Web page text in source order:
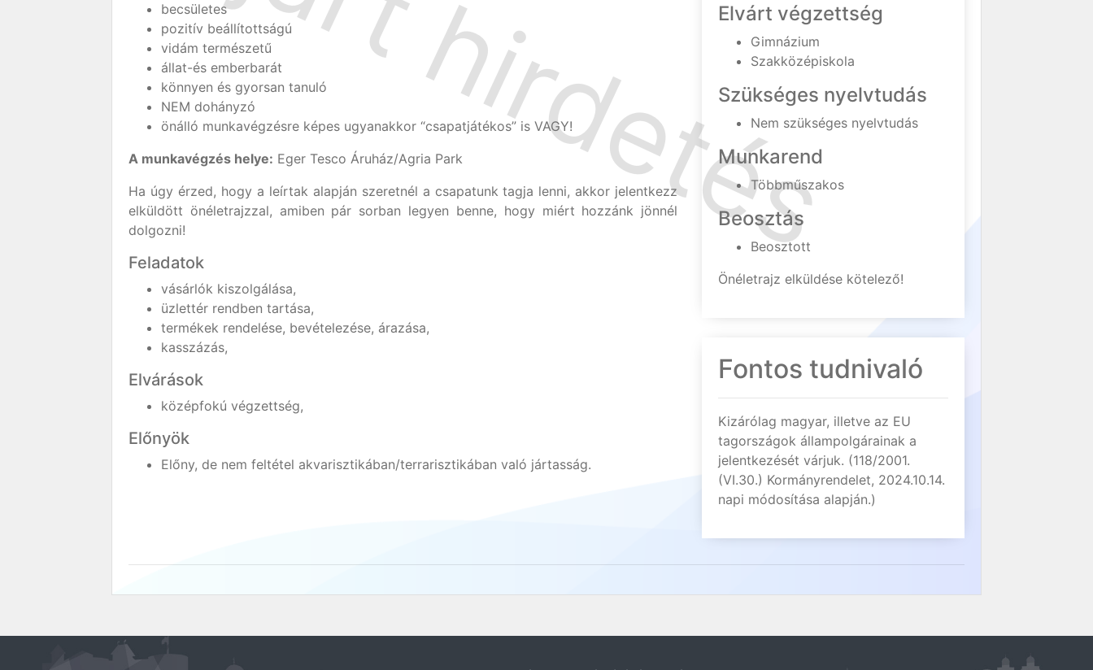
becsületes
pozitív beállítottságú
vidám természetű
állat-és emberbarát
könnyen és gyorsan tanuló
NEM dohányzó
önálló munkavégzésre képes ugyanakkor “csapatjátékos” is VAGY!
A munkavégzés helye: Eger Tesco Áruház/Agria Park
Ha úgy érzed, hogy a leírtak alapján szeretnél a csapatunk tagja lenni, akkor jelentkezz
elküldött önéletrajzzal, amiben pár sorban legyen benne, hogy miért hozzánk jönnél
dolgozni!
Feladatok
vásárlók kiszolgálása,
üzlettér rendben tartása,
termékek rendelése, bevételezése, árazása,
kasszázás,
Elvárások
középfokú végzettség,
Előnyök
Előny, de nem feltétel akvarisztikában/terrarisztikában való jártasság.
Elvárt végzettség
Gimnázium
Szakközépiskola
Szükséges nyelvtudás
Nem szükséges nyelvtudás
Munkarend
Többműszakos
Beosztás
Beosztott
Önéletrajz elküldése kötelező!
Fontos tudnivaló
Kizárólag magyar, illetve az EU
tagországok állampolgárainak a
jelentkezését várjuk. (118/2001.
(VI.30.) Kormányrendelet, 2024.10.14.
napi módosítása alapján.)